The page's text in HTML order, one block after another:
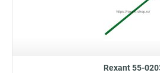
Rexant 55-